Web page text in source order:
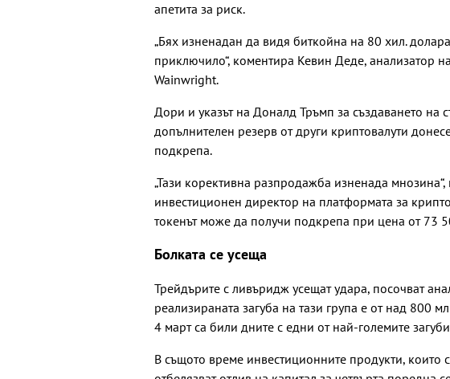
апетита за риск.
„Бях изненадан да видя биткойна на 80 хил.
приключило“, коментира Кевин Деде, анализатор
Wainwright.
Дори и указът на Доналд Тръмп за създаването на
допълнителен резерв от други криптовалути
подкрепа.
„Тази корективна разпродажба изненада
инвестиционен директор на платформата за
токенът може да получи подкрепа при цена от 73
Болката се усеща
Трейдърите с ливъридж усещат удара, посочват
реализираната загуба на тази група е от над 800
4 март са били дните с едни от най-големите
В същото време инвестиционните продукти, които